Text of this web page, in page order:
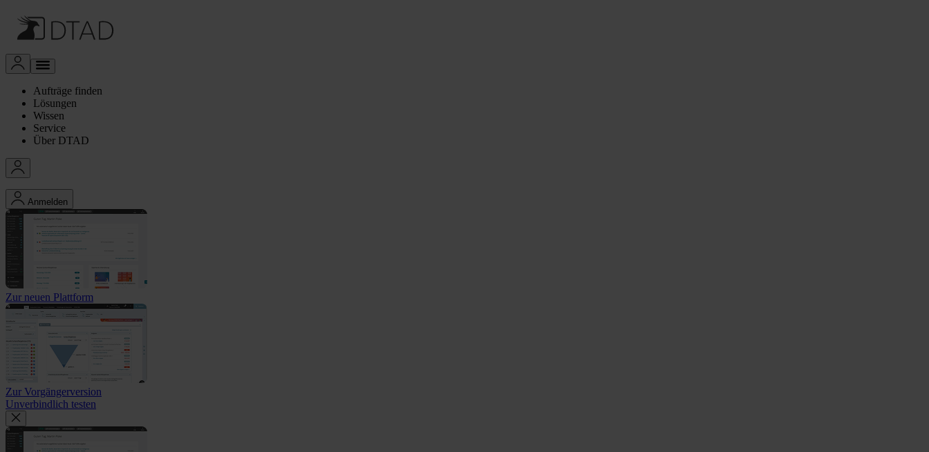
Aufträge finden
Lösungen
Wissen
Service
Über DTAD
Anmelden
Zur neuen Plattform
Zur Vorgängerversion
Unverbindlich testen